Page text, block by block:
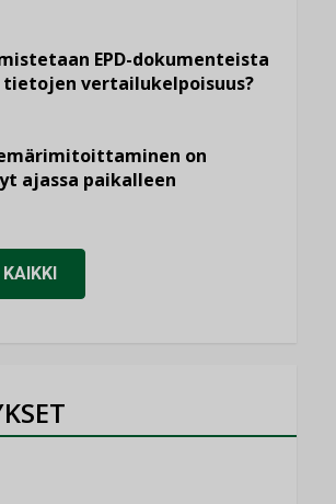
EPD-dokumenteista
tietojen vertailukelpoisuus?
on
ajassa paikalleen